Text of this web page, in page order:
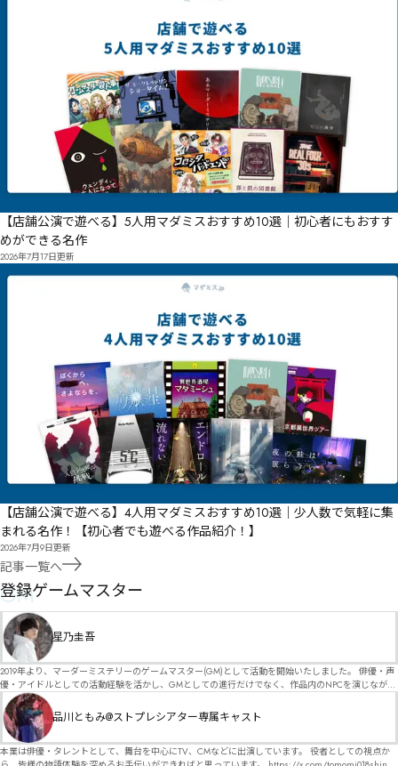
【店舗公演で遊べる】5人用マダミスおすすめ10選｜初心者にもおすす
めができる名作
2026年7月17日更新
【店舗公演で遊べる】4人用マダミスおすすめ10選｜少人数で気軽に集
まれる名作！【初心者でも遊べる作品紹介！】
2026年7月9日更新
記事一覧へ
GM
登録ゲームマスター
星乃圭吾
2019年より、マーダーミステリーのゲームマスター(GM)として活動を開始いたしました。 俳優・声
優・アイドルとしての活動経験を活かし、GMとしての進行だけでなく、作品内のNPCを演じなが
ら、お客様に物語の世界へ入り込んでいただくような演出・サービスを得意としています。 自分自
身でも作品制作を行っているので、作家さんが作品に込めた想いや意図を大切にしながら、その作
品の魅力をお客様に届けられるような公演を心がけています。 参加してくださる皆様がどんなエン
ディングを迎えるのか、どんな物語が生まれるのかを想像しながら、公演を進めていく時間が本当
に大好きです！ 対応可能作品は、オフライン（対面）作品のみとなります。 得意分野をひとつ挙げ
品川ともみ@ストプレシアター専属キャスト
本業は俳優・タレントとして、舞台を中心にTV、CMなどに出演しています。 役者としての視点か